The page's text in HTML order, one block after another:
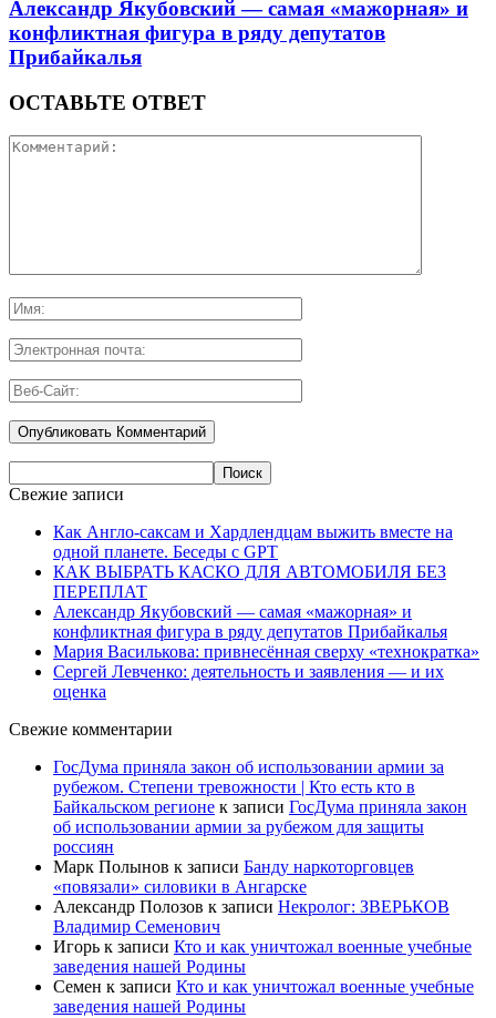
Александр Якубовский — самая «мажорная» и
конфликтная фигура в ряду депутатов
Прибайкалья
ОСТАВЬТЕ ОТВЕТ
Свежие записи
Как Англо-саксам и Хардлендцам выжить вместе на
одной планете. Беседы с GPT
КАК ВЫБРАТЬ КАСКО ДЛЯ АВТОМОБИЛЯ БЕЗ
ПЕРЕПЛАТ
Александр Якубовский — самая «мажорная» и
конфликтная фигура в ряду депутатов Прибайкалья
Мария Василькова: привнесённая сверху «технократка»
Сергей Левченко: деятельность и заявления — и их
оценка
Свежие комментарии
ГосДума приняла закон об использовании армии за
рубежом. Степени тревожности | Кто есть кто в
Байкальском регионе к записи ГосДума приняла закон
об использовании армии за рубежом для защиты
россиян
Марк Полынов к записи Банду наркоторговцев
«повязали» силовики в Ангарске
Александр Полозов к записи Некролог: ЗВЕРЬКОВ
Владимир Семенович
Игорь к записи Кто и как уничтожал военные учебные
заведения нашей Родины
Семен к записи Кто и как уничтожал военные учебные
заведения нашей Родины